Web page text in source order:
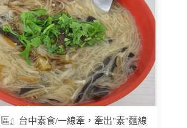
區』台中素食/一線牽，牽出"素"麵線